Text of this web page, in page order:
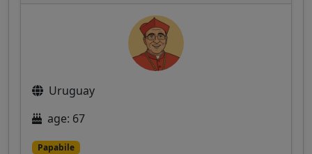
Uruguay
age: 67
Papabile